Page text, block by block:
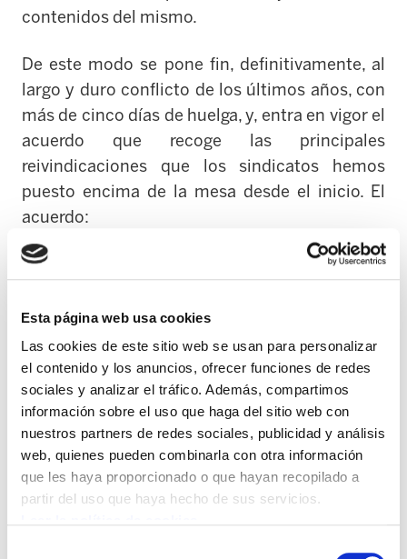
Esta página web usa cookies
Las cookies de este sitio web se usan para personalizar
el contenido y los anuncios, ofrecer funciones de redes
sociales y analizar el tráfico. Además, compartimos
información sobre el uso que haga del sitio web con
nuestros partners de redes sociales, publicidad y análisis
web, quienes pueden combinarla con otra información
que les haya proporcionado o que hayan recopilado a
partir del uso que haya hecho de sus servicios.
contenidos del mismo.
De este modo se pone fin, definitivamente, al
largo y duro conflicto de los últimos años, con
más de cinco días de huelga, y, entra en vigor el
acuerdo que recoge las principales
reivindicaciones que los sindicatos hemos
puesto encima de la mesa desde el inicio. El
acuerdo:
Recupera el convenio en su integridad
patronales ante el Tribunal Supremo.
Mantiene la ultractividad del convenio
hasta la firma del siguiente.
Recupera el pago de las tablas salariales del
convenio en el plazo más breve posible,
siempre antes de la finalización del 2015
(para los salarios inferiores a 25.000€ de